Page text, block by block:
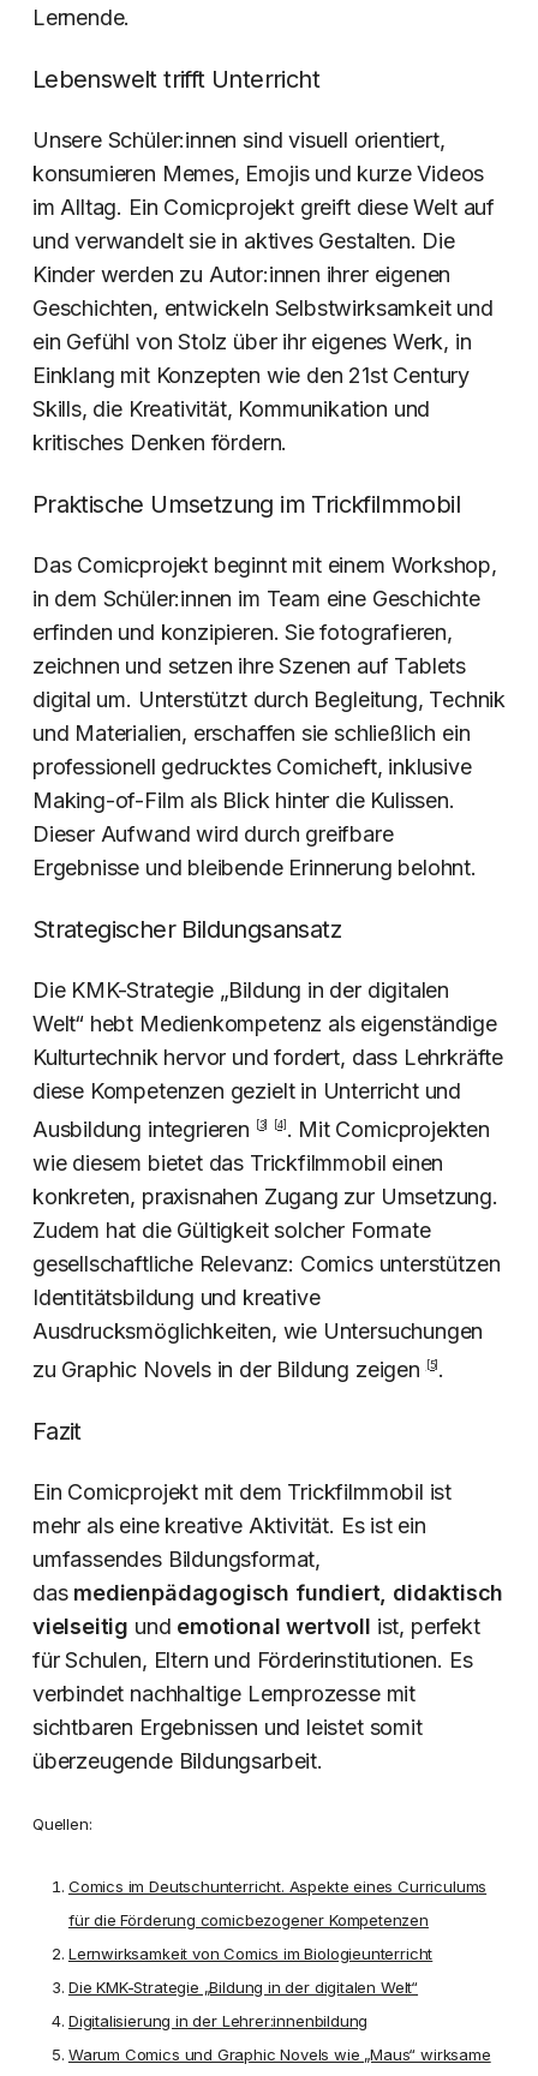
Lernende.
Lebenswelt trifft Unterricht
Unsere Schüler:innen sind visuell orientiert,
konsumieren Memes, Emojis und kurze Videos
im Alltag. Ein Comicprojekt greift diese Welt auf
und verwandelt sie in aktives Gestalten. Die
Kinder werden zu Autor:innen ihrer eigenen
Geschichten, entwickeln Selbstwirksamkeit und
ein Gefühl von Stolz über ihr eigenes Werk, in
Einklang mit Konzepten wie den 21st Century
Skills, die Kreativität, Kommunikation und
kritisches Denken fördern.
Praktische Umsetzung im Trickfilmmobil
Das Comicprojekt beginnt mit einem Workshop,
in dem Schüler:innen im Team eine Geschichte
erfinden und konzipieren. Sie fotografieren,
zeichnen und setzen ihre Szenen auf Tablets
digital um. Unterstützt durch Begleitung, Technik
und Materialien, erschaffen sie schließlich ein
professionell gedrucktes Comicheft, inklusive
Making-of-Film als Blick hinter die Kulissen.
Dieser Aufwand wird durch greifbare
Ergebnisse und bleibende Erinnerung belohnt.
Strategischer Bildungsansatz
Die KMK-Strategie „Bildung in der digitalen
Welt“ hebt Medienkompetenz als eigenständige
Kulturtechnik hervor und fordert, dass Lehrkräfte
diese Kompetenzen gezielt in Unterricht und
Ausbildung integrieren
[3] [4] . Mit Comicprojekten
wie diesem bietet das Trickfilmmobil einen
konkreten, praxisnahen Zugang zur Umsetzung.
Zudem hat die Gültigkeit solcher Formate
gesellschaftliche Relevanz: Comics unterstützen
Identitätsbildung und kreative
Ausdrucksmöglichkeiten, wie Untersuchungen
zu Graphic Novels in der Bildung zeigen [5] .
Fazit
Ein Comicprojekt mit dem Trickfilmmobil ist
mehr als eine kreative Aktivität. Es ist ein
umfassendes Bildungsformat,
das medienpädagogisch fundiert, didaktisch
vielseitig und emotional wertvoll ist, perfekt
für Schulen, Eltern und Förderinstitutionen. Es
verbindet nachhaltige Lernprozesse mit
sichtbaren Ergebnissen und leistet somit
überzeugende Bildungsarbeit.
Quellen:
Comics im Deutschunterricht. Aspekte eines Curriculums
für die Förderung comicbezogener Kompetenzen
Lernwirksamkeit von Comics im Biologieunterricht
Die KMK-Strategie „Bildung in der digitalen Welt“
Digitalisierung in der Lehrer:innenbildung
Warum Comics und Graphic Novels wie „Maus“ wirksame